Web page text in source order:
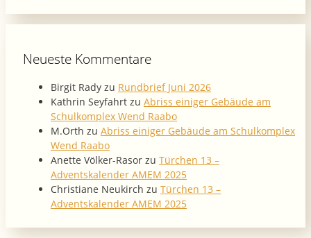
Neueste Kommentare
Birgit Rady zu Rundbrief Juni 2026
Kathrin Seyfahrt zu Abriss einiger Gebäude am
Schulkomplex Wend Raabo
M.Orth zu Abriss einiger Gebäude am Schulkomplex
Wend Raabo
Anette Völker-Rasor zu Türchen 13 –
Adventskalender AMEM 2025
Christiane Neukirch zu Türchen 13 –
Adventskalender AMEM 2025